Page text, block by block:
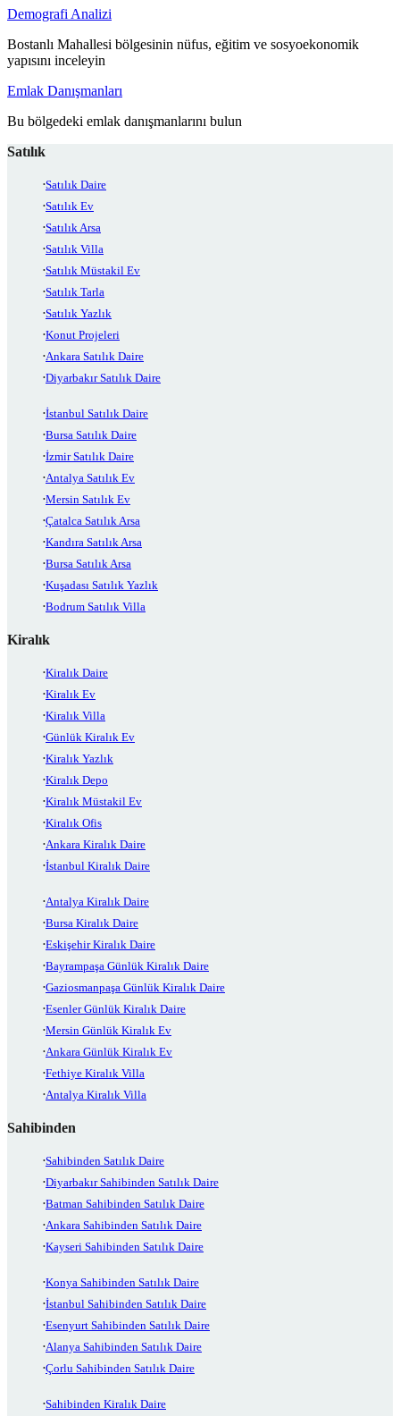
Demografi Analizi
Bostanlı Mahallesi bölgesinin nüfus, eğitim ve sosyoekonomik
yapısını inceleyin
Emlak Danışmanları
Bu bölgedeki emlak danışmanlarını bulun
Satılık
Satılık Daire
Satılık Ev
Satılık Arsa
Satılık Villa
Satılık Müstakil Ev
Satılık Tarla
Satılık Yazlık
Konut Projeleri
Ankara Satılık Daire
Diyarbakır Satılık Daire
İstanbul Satılık Daire
Bursa Satılık Daire
İzmir Satılık Daire
Antalya Satılık Ev
Mersin Satılık Ev
Çatalca Satılık Arsa
Kandıra Satılık Arsa
Bursa Satılık Arsa
Kuşadası Satılık Yazlık
Bodrum Satılık Villa
Kiralık
Kiralık Daire
Kiralık Ev
Kiralık Villa
Günlük Kiralık Ev
Kiralık Yazlık
Kiralık Depo
Kiralık Müstakil Ev
Kiralık Ofis
Ankara Kiralık Daire
İstanbul Kiralık Daire
Antalya Kiralık Daire
Bursa Kiralık Daire
Eskişehir Kiralık Daire
Bayrampaşa Günlük Kiralık Daire
Gaziosmanpaşa Günlük Kiralık Daire
Esenler Günlük Kiralık Daire
Mersin Günlük Kiralık Ev
Ankara Günlük Kiralık Ev
Fethiye Kiralık Villa
Antalya Kiralık Villa
Sahibinden
Sahibinden Satılık Daire
Diyarbakır Sahibinden Satılık Daire
Batman Sahibinden Satılık Daire
Ankara Sahibinden Satılık Daire
Kayseri Sahibinden Satılık Daire
Konya Sahibinden Satılık Daire
İstanbul Sahibinden Satılık Daire
Esenyurt Sahibinden Satılık Daire
Alanya Sahibinden Satılık Daire
Çorlu Sahibinden Satılık Daire
Sahibinden Kiralık Daire